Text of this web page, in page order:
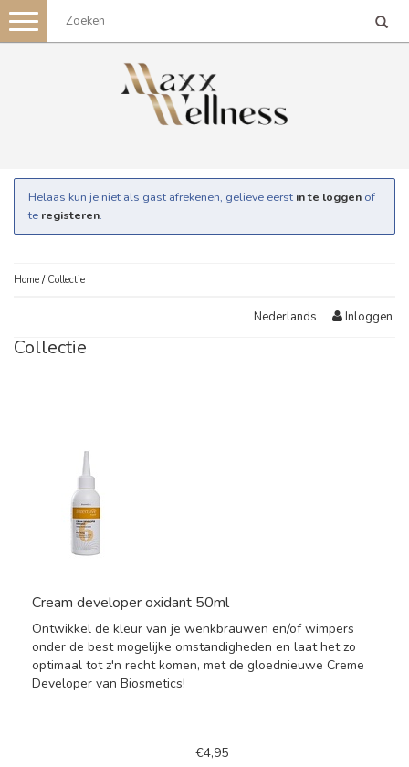
Toggle
navigation
Helaas kun je niet als gast afrekenen, gelieve eerst in te loggen of
te registeren.
Home / Collectie
Nederlands Inloggen
Collectie
Cream developer oxidant 50ml
Ontwikkel de kleur van je wenkbrauwen en/of wimpers
onder de best mogelijke omstandigheden en laat het zo
optimaal tot z'n recht komen, met de gloednieuwe Creme
Developer van Biosmetics!
€4,95